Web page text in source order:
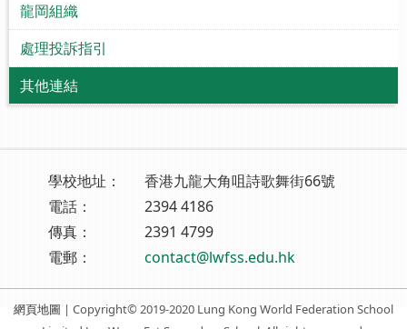
龍岡組織
處理投訴指引
其他連結
學校地址：
香港九龍大角咀詩歌舞街66號
電話：
2394 4186
傳真：
2391 4799
電郵：
contact@lwfss.edu.hk
網頁地圖 | Copyright© 2019-2020 Lung Kong World Federation School